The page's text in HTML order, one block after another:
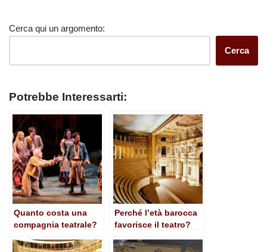
Cerca qui un argomento:
Cerca
Potrebbe Interessarti:
Quanto costa una
compagnia teatrale?
Perché l’età barocca
favorisce il teatro?